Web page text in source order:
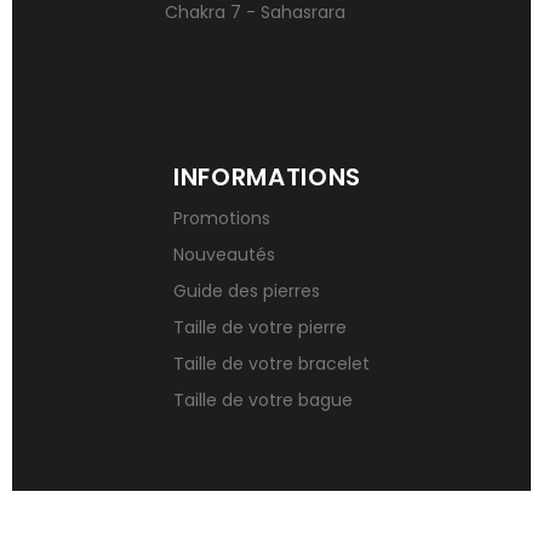
Chakra 7 - Sahasrara
INFORMATIONS
Promotions
Nouveautés
Guide des pierres
Taille de votre pierre
Taille de votre bracelet
Taille de votre bague